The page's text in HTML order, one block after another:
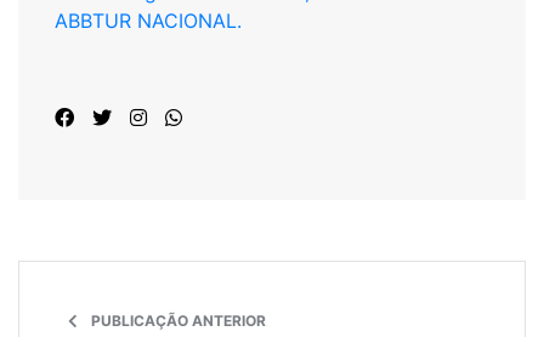
ABBTUR NACIONAL.
PUBLICAÇÃO ANTERIOR